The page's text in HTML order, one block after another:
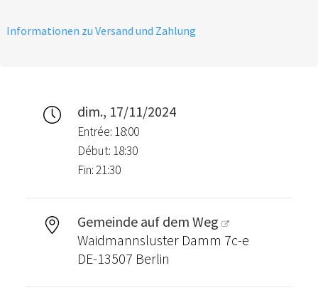
Informationen zu Versand und Zahlung
dim., 17/11/2024
Entrée: 18:00
Début: 18:30
Fin: 21:30
Gemeinde auf dem Weg
Waidmannsluster Damm 7c-e
DE-13507 Berlin